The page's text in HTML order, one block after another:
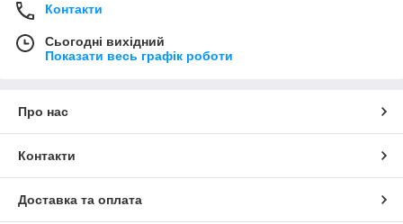
Контакти
Сьогодні вихідний
Показати весь графік роботи
Про нас
Контакти
Доставка та оплата